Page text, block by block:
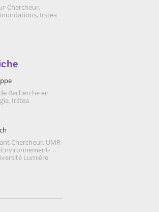
Chercheur,
Irstea
Recherche en
Irstea
Chercheur, UMR
Environnement-
Lumière